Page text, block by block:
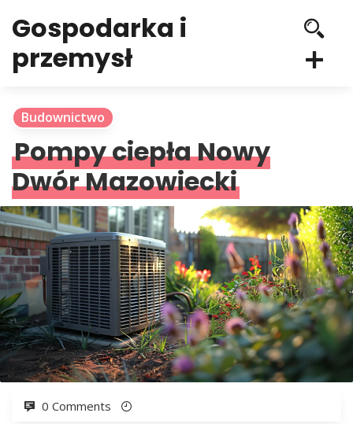
Gospodarka i
przemysł
Budownictwo
Pompy ciepła Nowy
Dwór Mazowiecki
0 Comments